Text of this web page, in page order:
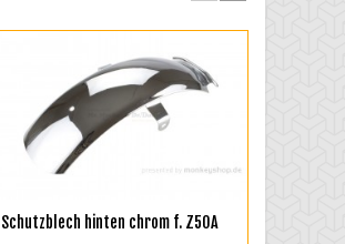
IN DEN WARENKORB
Schutzblech hinten chrom f. Z50A